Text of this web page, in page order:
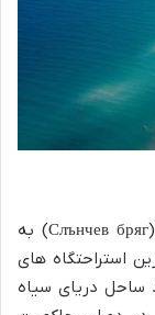
مجموعه ساحلی سانی بیچ یا اسلَنچف بریَگ (Слънчев бряг) به
استراحتگاه های
ساحل دریای سیاه